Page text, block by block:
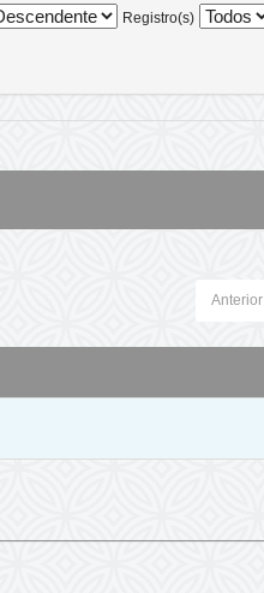
Registro(s)
Anterior